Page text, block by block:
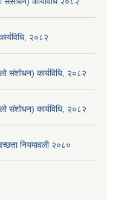
२०८२
संशोधन) कार्यविधि, २०८२
संशोधन) कार्यविधि, २०८२
नियमावली २०८०